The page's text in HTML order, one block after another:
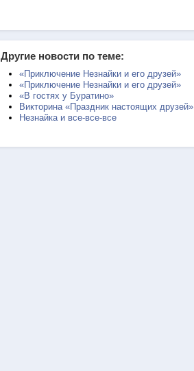
Другие новости по теме:
«Приключение Незнайки и его друзей»
«Приключение Незнайки и его друзей»
«В гостях у Буратино»
Викторина «Праздник настоящих друзей»
Незнайка и все-все-все